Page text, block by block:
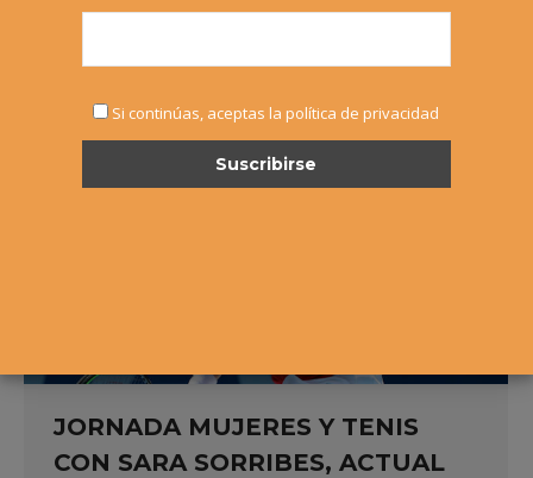
JORNADA MUJERES Y TENIS
CON SARA SORRIBES, ACTUAL
Si continúas, aceptas la política de privacidad